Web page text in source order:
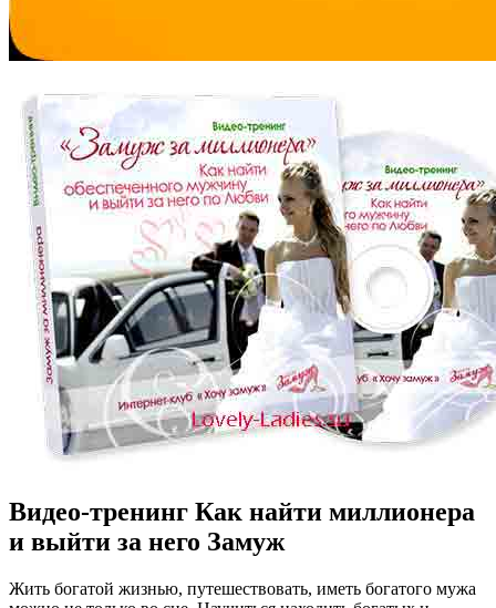
Видео-тренинг Как найти миллионера
и выйти за него Замуж
Жить богатой жизнью, путешествовать, иметь богатого мужа